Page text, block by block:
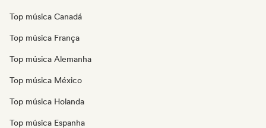
Top música Canadá
Top música França
Top música Alemanha
Top música México
Top música Holanda
Top música Espanha